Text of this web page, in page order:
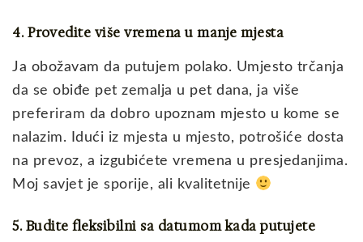
4. Provedite više vremena u manje mjesta
Ja obožavam da putujem polako. Umjesto trčanja
da se obiđe pet zemalja u pet dana, ja više
preferiram da dobro upoznam mjesto u kome se
nalazim. Idući iz mjesta u mjesto, potrošiće dosta
na prevoz, a izgubićete vremena u presjedanjima.
Moj savjet je sporije, ali kvalitetnije
5. Budite fleksibilni sa datumom kada putujete